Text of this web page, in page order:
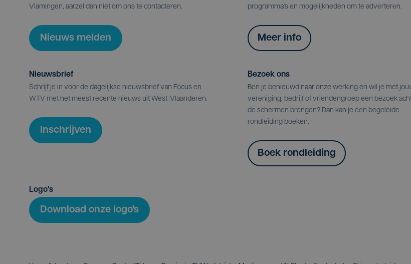
Vlamingen, aarzel dan niet om ons te contacteren.
Nieuws melden
programma's en mogelijkheden om te adverteren.
Meer info
Nieuwsbrief
Schrijf je in voor de dagelijkse nieuwsbrief van Focus en
WTV met het meest recente nieuws uit West-Vlaanderen.
Inschrijven
Bezoek ons
Ben je benieuwd naar onze werking en wil je met
vereniging, bedrijf of vriendengroep een bezoek
de schermen brengen? Dan kan je een begeleide
rondleiding boeken.
Boek rondleiding
Logo's
Download onze logo's